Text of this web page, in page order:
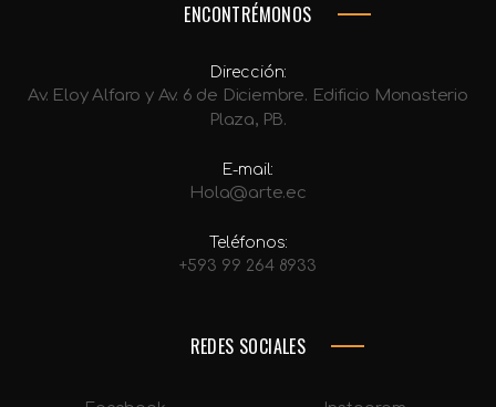
ENCONTRÉMONOS
Dirección:
Av. Eloy Alfaro y Av. 6 de Diciembre. Edificio Monasterio
Plaza, PB.
E-mail:
Hola@arte.ec
Teléfonos:
+593 99 264 8933
REDES SOCIALES